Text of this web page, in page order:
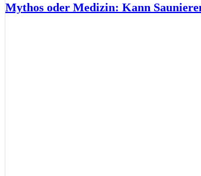
Mythos oder Medizin: Kann